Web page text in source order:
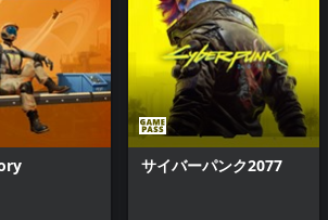
、現在、アメリカ、
へと進化しました。
ベーションを通じ
サイバーパンク2077